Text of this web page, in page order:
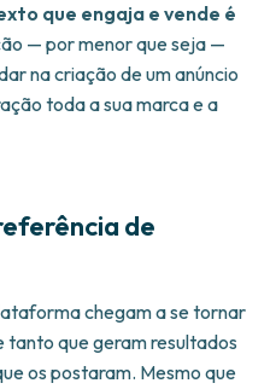
que engaja e vende é
— por menor que seja —
na criação de um anúncio
toda a sua marca e a
de
chegam a se tornar
tanto que geram resultados
os postaram. Mesmo que